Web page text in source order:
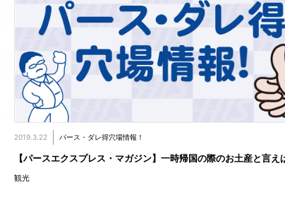
2019.3.22 パース・ダレ得穴場情報！
【パースエクスプレス・マガジン】一時帰国の際のお土産と言え
観光